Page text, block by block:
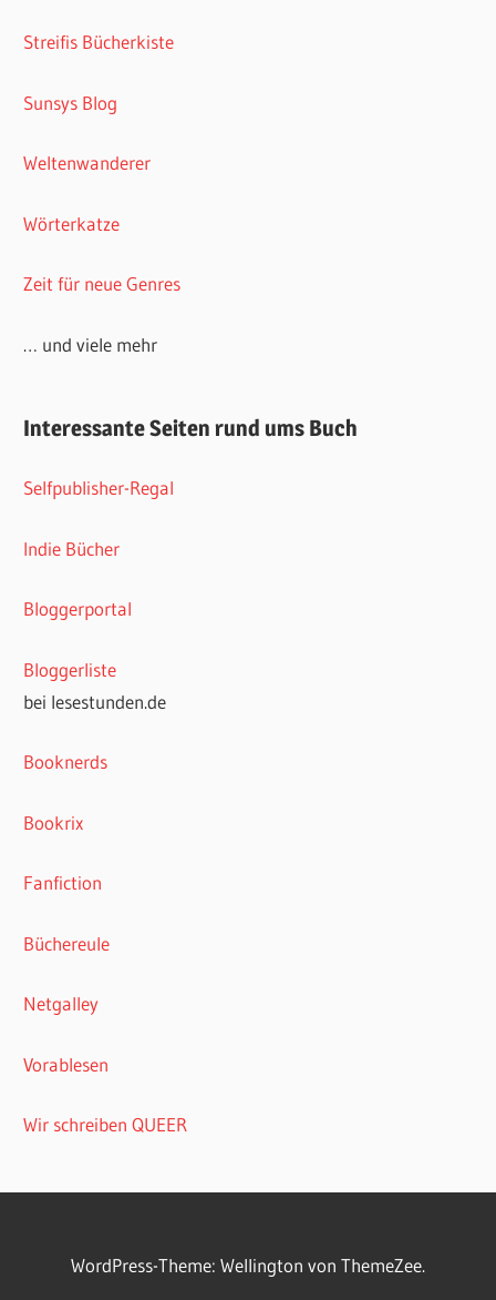
Streifis Bücherkiste
Sunsys Blog
Weltenwanderer
Wörterkatze
Zeit für neue Genres
… und viele mehr
Interessante Seiten rund ums Buch
Selfpublisher-Regal
Indie Bücher
Bloggerportal
Bloggerliste
bei lesestunden.de
Booknerds
Bookrix
Fanfiction
Büchereule
Netgalley
Vorablesen
Wir schreiben QUEER
WordPress-Theme: Wellington von ThemeZee.